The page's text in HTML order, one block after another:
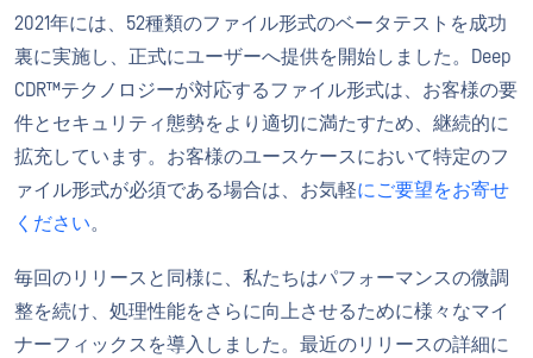
2021年には、52種類のファイル形式のベータテストを成功
裏に実施し、正式にユーザーへ提供を開始しました。Deep
CDR™テクノロジーが対応するファイル形式は、お客様の要
件とセキュリティ態勢をより適切に満たすため、継続的に
拡充しています。お客様のユースケースにおいて特定のフ
ァイル形式が必須である場合は、お気軽にご要望をお寄せ
ください。
毎回のリリースと同様に、私たちはパフォーマンスの微調
整を続け、処理性能をさらに向上させるために様々なマイ
ナーフィックスを導入しました。最近のリリースの詳細に